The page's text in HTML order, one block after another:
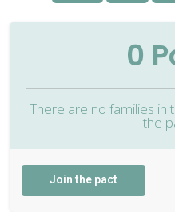
0
There are no families in
the
Join the pact